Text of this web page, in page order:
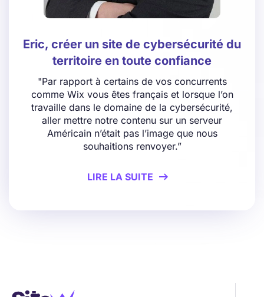
Eric, créer un site de cybersécurité du
territoire en toute confiance
"Par rapport à certains de vos concurrents
comme Wix vous êtes français et lorsque l’on
travaille dans le domaine de la cybersécurité,
aller mettre notre contenu sur un serveur
Américain n’était pas l’image que nous
souhaitions renvoyer.”
LIRE LA SUITE 